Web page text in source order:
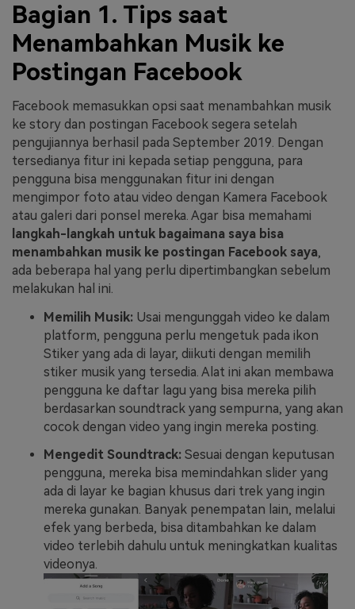
Bagian 1. Tips saat
Menambahkan Musik ke
Postingan Facebook
Facebook memasukkan opsi saat menambahkan musik
ke story dan postingan Facebook segera setelah
pengujiannya berhasil pada September 2019. Dengan
tersedianya fitur ini kepada setiap pengguna, para
pengguna bisa menggunakan fitur ini dengan
mengimpor foto atau video dengan Kamera Facebook
atau galeri dari ponsel mereka. Agar bisa memahami
langkah-langkah untuk bagaimana saya bisa
menambahkan musik ke postingan Facebook saya,
ada beberapa hal yang perlu dipertimbangkan sebelum
melakukan hal ini.
Memilih Musik: Usai mengunggah video ke dalam
platform, pengguna perlu mengetuk pada ikon
Stiker yang ada di layar, diikuti dengan memilih
stiker musik yang tersedia. Alat ini akan membawa
pengguna ke daftar lagu yang bisa mereka pilih
berdasarkan soundtrack yang sempurna, yang akan
cocok dengan video yang ingin mereka posting.
Mengedit Soundtrack: Sesuai dengan keputusan
pengguna, mereka bisa memindahkan slider yang
ada di layar ke bagian khusus dari trek yang ingin
mereka gunakan. Banyak penempatan lain, melalui
efek yang berbeda, bisa ditambahkan ke dalam
video terlebih dahulu untuk meningkatkan kualitas
videonya.